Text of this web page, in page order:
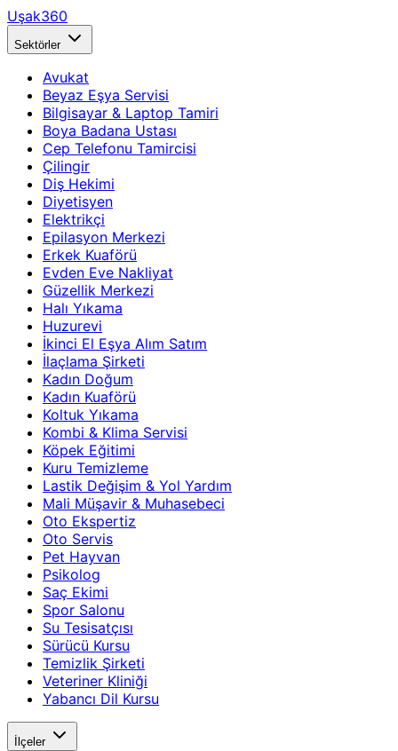
Uşak360
Sektörler
Avukat
Beyaz Eşya Servisi
Bilgisayar & Laptop Tamiri
Boya Badana Ustası
Cep Telefonu Tamircisi
Çilingir
Diş Hekimi
Diyetisyen
Elektrikçi
Epilasyon Merkezi
Erkek Kuaförü
Evden Eve Nakliyat
Güzellik Merkezi
Halı Yıkama
Huzurevi
İkinci El Eşya Alım Satım
İlaçlama Şirketi
Kadın Doğum
Kadın Kuaförü
Koltuk Yıkama
Kombi & Klima Servisi
Köpek Eğitimi
Kuru Temizleme
Lastik Değişim & Yol Yardım
Mali Müşavir & Muhasebeci
Oto Ekspertiz
Oto Servis
Pet Hayvan
Psikolog
Saç Ekimi
Spor Salonu
Su Tesisatçısı
Sürücü Kursu
Temizlik Şirketi
Veteriner Kliniği
Yabancı Dil Kursu
İlçeler